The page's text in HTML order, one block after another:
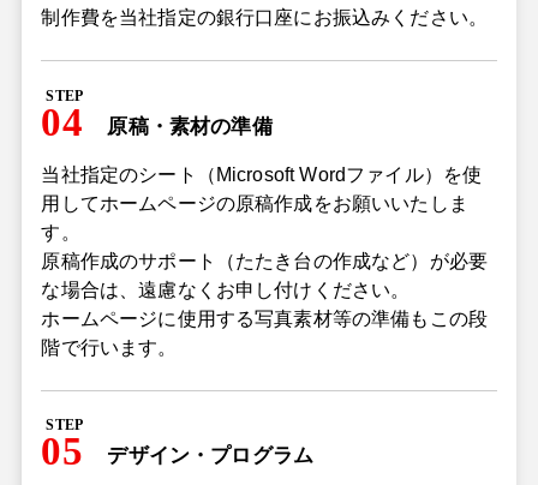
制作費を当社指定の銀行口座にお振込みください。
STEP
04 原稿・素材の準備
当社指定のシート（Microsoft Wordファイル）を使
用してホームページの原稿作成をお願いいたしま
す。
原稿作成のサポート（たたき台の作成など）が必要
な場合は、遠慮なくお申し付けください。
ホームページに使用する写真素材等の準備もこの段
階で行います。
STEP
05 デザイン・プログラム